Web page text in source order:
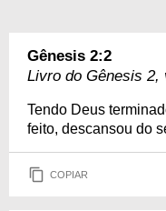
Gênesis 2:2
Livro do Gênesis 2,
Tendo Deus
feito, descansou do
COPIAR